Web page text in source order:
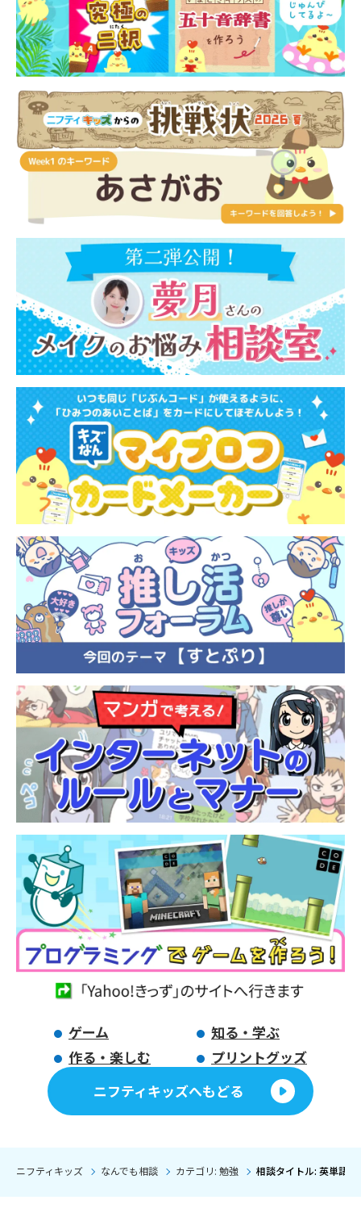
ゲーム
知る・学ぶ
作る・楽しむ
プリントグッズ
ニフティキッズへもどる
ニフティキッズ なんでも相談 カテゴリ: 勉強 相談タイトル: 英単語の